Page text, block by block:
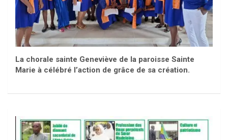
La chorale sainte Geneviève de la paroisse Sainte
Marie à célébré l’action de grâce de sa création.